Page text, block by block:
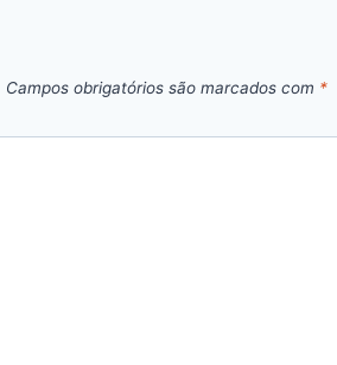
Campos obrigatórios são marcados com *